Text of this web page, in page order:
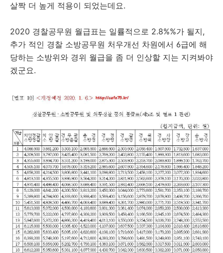
살짝 더 높게 적용이 되었는데요.
2020 경찰공무원 월급표는 일률적으로 2.8%%가 될지,
추가 적인 경찰 소방공무원 처우개선 차원에서 6급에 해
당하는 소방위와 경위 월급을 좀 더 인상할 지는 지켜봐야
겠군요.